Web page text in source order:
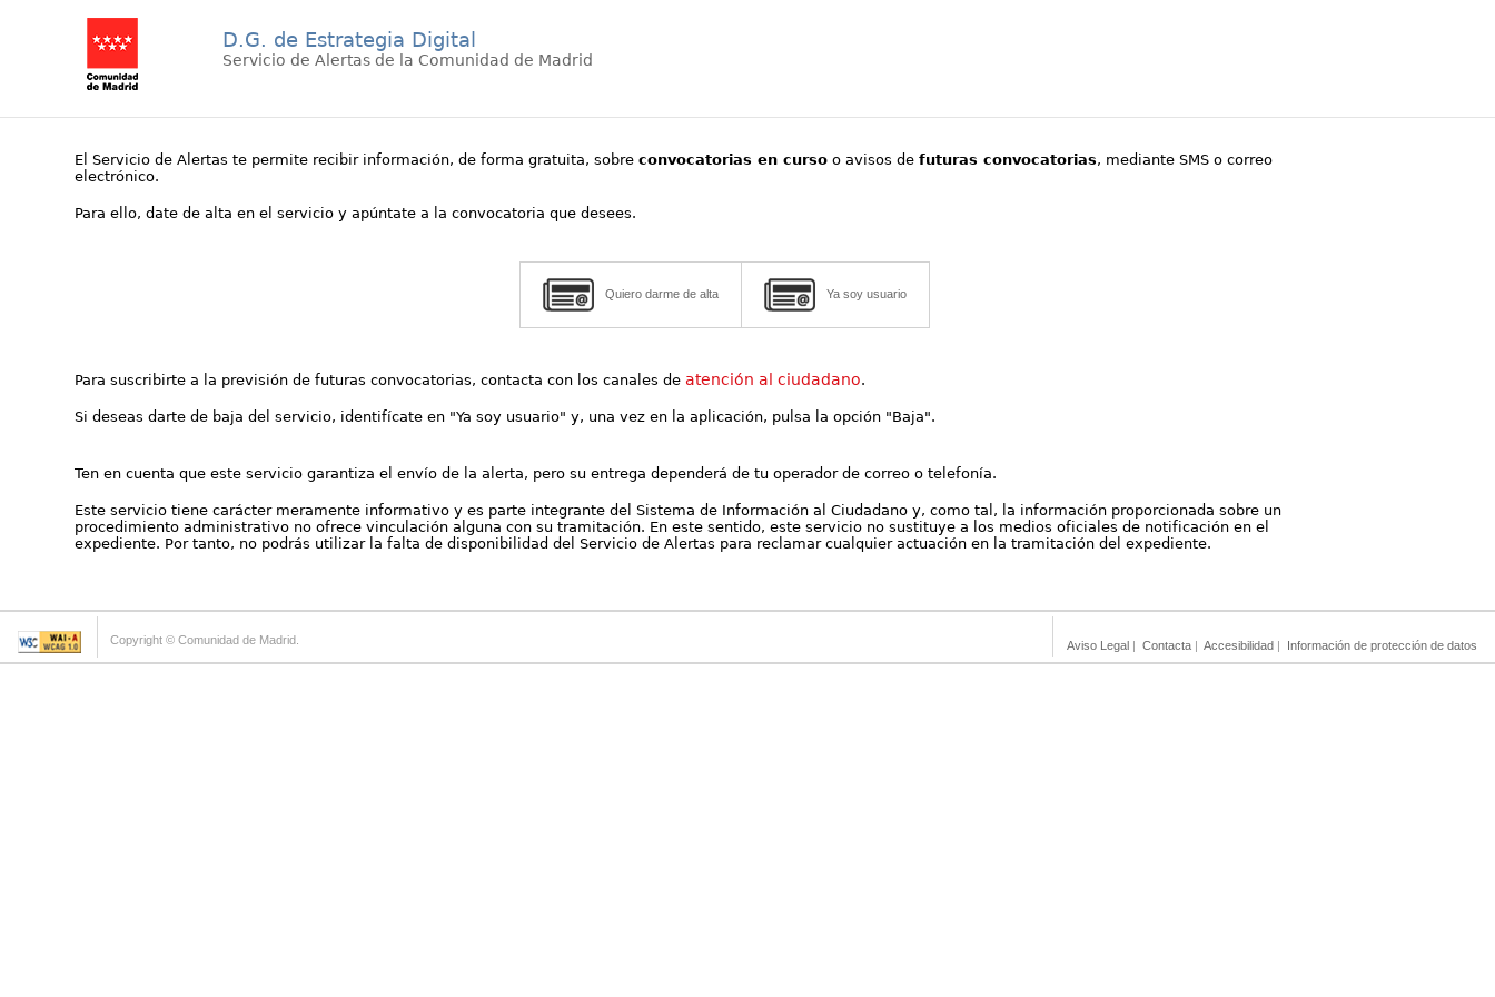
D.G. de Estrategia Digital
Servicio de Alertas de la Comunidad de Madrid
El Servicio de Alertas te permite recibir información, de forma gratuita, sobreconvocatorias en curso o avisos defuturas convocatorias, mediante SMS o correo
electrónico.
Para ello, date de alta en el servicio y apúntate a la convocatoria que desees.
Quiero darme de alta Ya soy usuario
Para suscribirte a la previsión de futuras convocatorias, contacta con los canales deatención al ciudadano.
Si deseas darte de baja del servicio, identifícate en "Ya soy usuario" y, una vez en la aplicación, pulsa la opción "Baja".
Ten en cuenta que este servicio garantiza el envío de la alerta, pero su entrega dependerá de tu operador de correo o telefonía.
Este servicio tiene carácter meramente informativo y es parte integrante del Sistema de Información al Ciudadano y, como tal, la información proporcionada sobre un
procedimiento administrativo no ofrece vinculación alguna con su tramitación. En este sentido, este servicio no sustituye a los medios oficiales de notificación en el
expediente. Por tanto, no podrás utilizar la falta de disponibilidad del Servicio de Alertas para reclamar cualquier actuación en la tramitación del expediente.
Copyright © Comunidad de Madrid. Aviso Legal | Contacta | Accesibilidad | Información de protección de datos